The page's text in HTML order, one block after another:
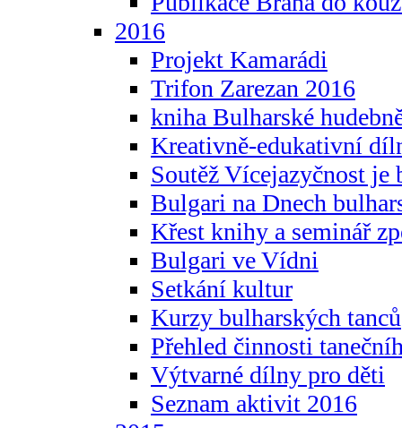
2016
Projekt Kamarádi
Trifon Zarezan 2016
kniha Bulharské
Kreativně-edukativní
Soutěž Vícejazyčnost je
Bulgari na Dnech
Křest knihy a seminář
Bulgari ve Vídni
Setkání kultur
Kurzy bulharských tanců
Přehled činnosti
Výtvarné dílny pro děti
Seznam aktivit 2016